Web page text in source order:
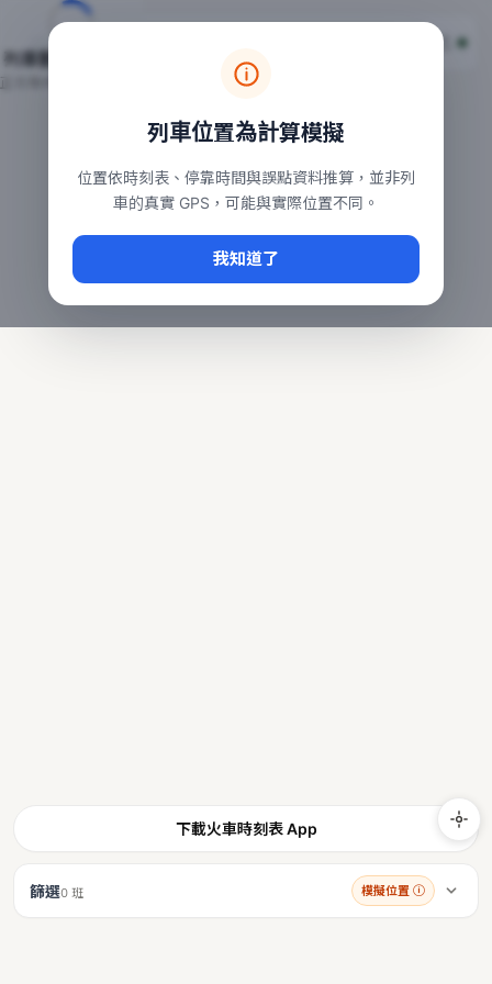
台鐵列車即時位置地圖
本頁顯示目前全台鐵運行中的列車位置，涵蓋自強、普悠瑪、
常用查詢：
、台中車站即時動態
台鐵即時動態
下載火車時刻表 App
篩選0 班 模擬位置 ⓘ
列車位置為計算模擬
位置依時刻表、停靠時間與誤點資料推算，並非列
車的真實 GPS，可能與實際位置不同。
我知道了
列車動態載入中…